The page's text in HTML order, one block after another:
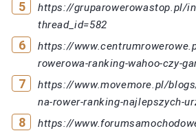
https://gruparowerowastop.pl/
thread_id=582
https://
rowerowa-ranking-wahoo-czy-
https://www.movemore.pl/
na-rower-ranking-najlepszych-
https://